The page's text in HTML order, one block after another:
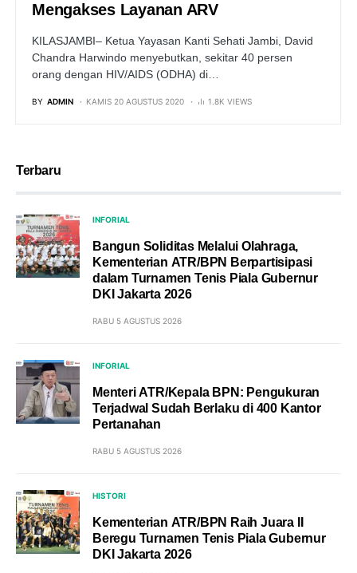
Mengakses Layanan ARV
KILASJAMBI– Ketua Yayasan Kanti Sehati Jambi, David
Chandra Harwindo menyebutkan, sekitar 40 persen
orang dengan HIV/AIDS (ODHA) di…
BY ADMIN KAMIS 20 AGUSTUS 2020 1.8K VIEWS
Terbaru
INFORIAL
Bangun Soliditas Melalui Olahraga,
Kementerian ATR/BPN Berpartisipasi
dalam Turnamen Tenis Piala Gubernur
DKI Jakarta 2026
RABU 5 AGUSTUS 2026
INFORIAL
Menteri ATR/Kepala BPN: Pengukuran
Terjadwal Sudah Berlaku di 400 Kantor
Pertanahan
RABU 5 AGUSTUS 2026
HISTORI
Kementerian ATR/BPN Raih Juara II
Beregu Turnamen Tenis Piala Gubernur
DKI Jakarta 2026